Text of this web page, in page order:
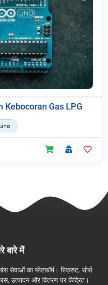
Gas LPG
बारे में
सेवाओं का प्लेटफ़ॉर्म। स्क्रिप्ट, सोर्स
उत्पादन और वितरण पर केंद्रित।